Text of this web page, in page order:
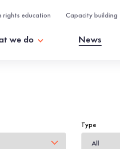
rights education Capacity building
we do News
Type